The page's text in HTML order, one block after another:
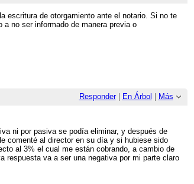
escritura de otorgamiento ante el notario. Si no te
no ser informado de manera previa o
Responder| En Árbol Más
ni por pasiva se podía eliminar, y después de
comenté al director en su día y si hubiese sido
al 3% el cual me están cobrando, a cambio de
respuesta va a ser una negativa por mi parte claro